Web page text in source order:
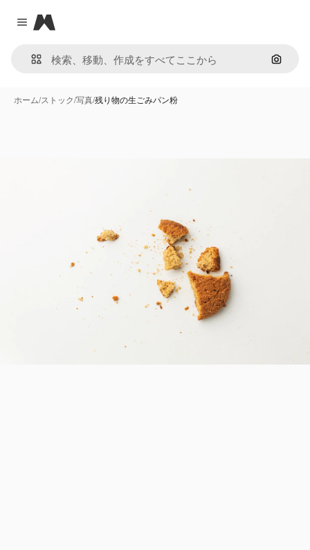
Close menu
Magnific
画像で
ホーム/ストック/写真/残り物の生ごみパン粉